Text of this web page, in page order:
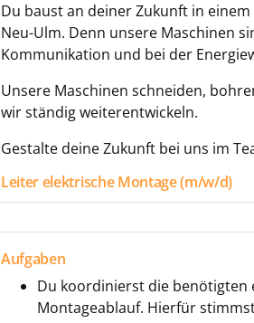
Du baust an deiner Zukunft in
Neu-Ulm. Denn unsere Maschinen
Kommunikation und bei der
Unsere Maschinen schneiden,
wir ständig weiterentwickeln.
Gestalte deine Zukunft bei uns im
Leiter elektrische Montage (m/w/d)
Aufgaben
Du koordinierst die benötigten
Montageablauf. Hierfür